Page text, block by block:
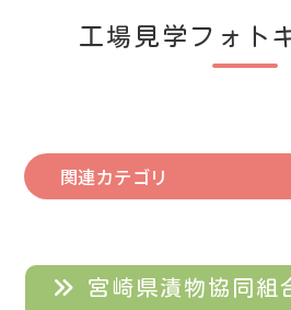
工場見学フォト
関連カテゴリ
宮崎県漬物協同組